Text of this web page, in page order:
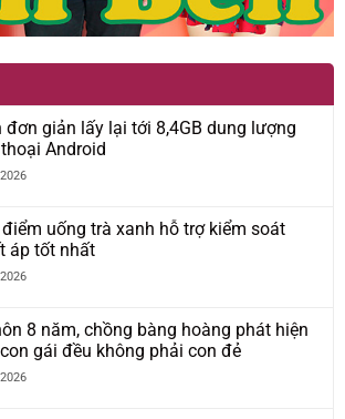
đơn giản lấy lại tới 8,4GB dung lượng
Android
uống trà xanh hỗ trợ kiểm soát
áp tốt nhất
8 năm, chồng bàng hoàng phát hiện
gái đều không phải con đẻ